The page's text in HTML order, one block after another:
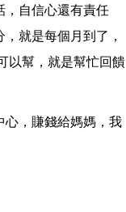
自信心還有責任
就是每個月到了，
以幫，就是幫忙回饋
，賺錢給媽媽，我